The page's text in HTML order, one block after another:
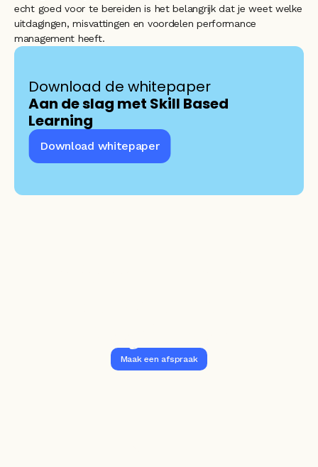
echt goed voor te bereiden is het belangrijk dat je weet welke
uitdagingen, misvattingen en voordelen performance
management heeft.
Download de whitepaper
Aan de slag met Skill Based
Learning
Download whitepaper
Maak een afspraak